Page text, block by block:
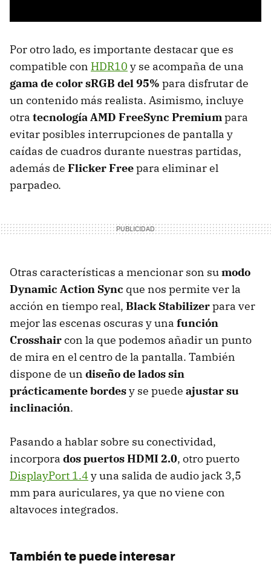
Por otro lado, es importante destacar que es
compatible con HDR10 y se acompaña de una
gama de color sRGB del 95% para disfrutar de
un contenido más realista. Asimismo, incluye
otra tecnología AMD FreeSync Premiumpara
evitar posibles interrupciones de pantalla y
caídas de cuadros durante nuestras partidas,
además de Flicker Freepara eliminar el
parpadeo.
Otras características a mencionar son sumodo
Dynamic Action Sync que nos permite ver la
acción en tiempo real, Black Stabilizerpara ver
mejor las escenas oscuras y una función
Crosshaircon la que podemos añadir un punto
de mira en el centro de la pantalla. También
dispone de un diseño de lados sin
prácticamente bordesy se puede ajustar su
inclinación.
Pasando a hablar sobre su conectividad,
incorpora dos puertos HDMI 2.0, otro puerto
DisplayPort 1.4 y una salida de audio jack 3,5
mm para auriculares, ya que no viene con
altavoces integrados.
También te puede interesar